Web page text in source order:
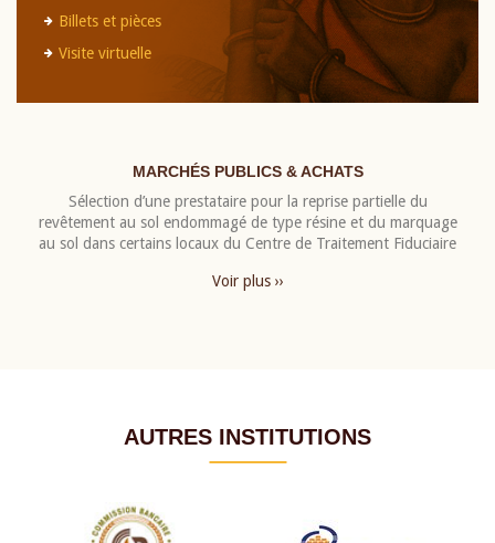
Billets et pièces
Visite virtuelle
MARCHÉS PUBLICS & ACHATS
Sélection d’une prestataire pour la reprise partielle du
revêtement au sol endommagé de type résine et du marquage
au sol dans certains locaux du Centre de Traitement Fiduciaire
Voir plus ››
AUTRES INSTITUTIONS